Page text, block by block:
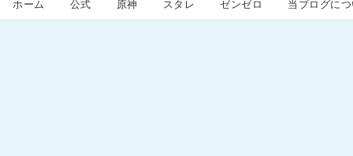
ホーム 公式 原神 スタレ ゼンゼロ 当ブログに